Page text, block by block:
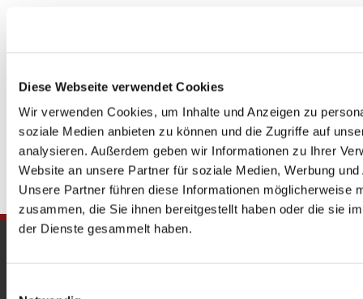
Diese Webseite verwendet Cookies
Wir verwenden Cookies, um Inhalte und Anzeigen zu
soziale Medien anbieten zu können und die Zugriffe auf
analysieren. Außerdem geben wir Informationen zu Ihrer
Website an unsere Partner für soziale Medien, Werbung
Unsere Partner führen diese Informationen möglicherweise
zusammen, die Sie ihnen bereitgestellt haben oder die sie
der Dienste gesammelt haben.